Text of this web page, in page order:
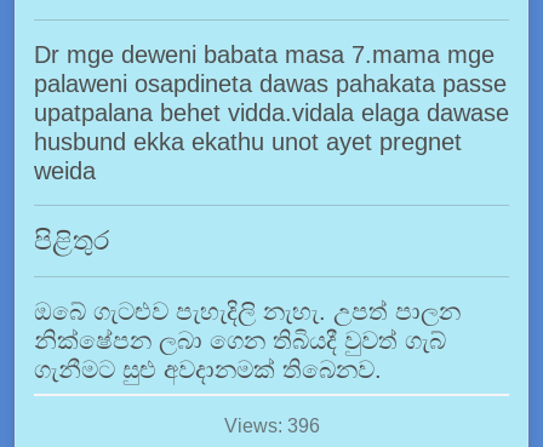
Dr mge deweni babata masa 7.mama mge
palaweni osapdineta dawas pahakata passe
upatpalana behet vidda.vidala elaga dawase
husbund ekka ekathu unot ayet pregnet
weida
පිළිතුර
ඔබේ ගැටළුව පැහැදිලි නැහැ. උපත් පාලන
නික්ෂේපන ලබා ගෙන තිබියදී වුවත් ගැබ්
ගැනීමට සුළු අවදානමක් තිබෙනව.
Views: 396